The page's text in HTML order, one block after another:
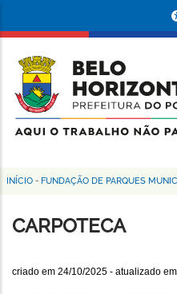
conteúdo
principal
da
Prefeitura
de
Horizonte
Trilha
de
INÍCIO - FUNDAÇÃO DE PARQUES
CARPOTECA
criado em 24/10/2025 - atualizado em